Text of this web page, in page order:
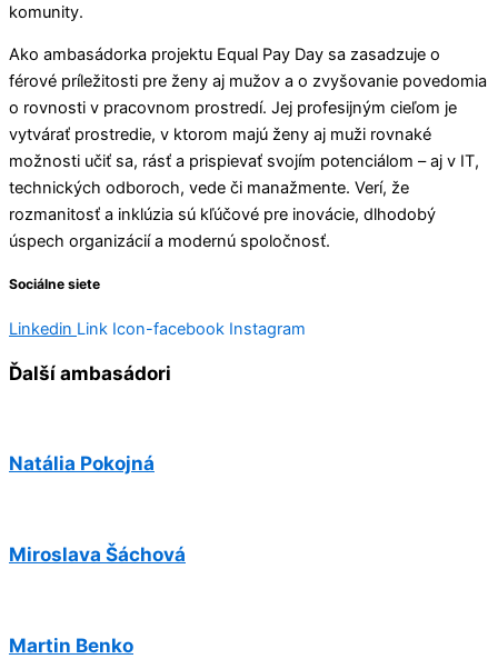
komunity.
Ako ambasádorka projektu Equal Pay Day sa zasadzuje o
férové príležitosti pre ženy aj mužov a o zvyšovanie povedomia
o rovnosti v pracovnom prostredí. Jej profesijným cieľom je
vytvárať prostredie, v ktorom majú ženy aj muži rovnaké
možnosti učiť sa, rásť a prispievať svojím potenciálom – aj v IT,
technických odboroch, vede či manažmente. Verí, že
rozmanitosť a inklúzia sú kľúčové pre inovácie, dlhodobý
úspech organizácií a modernú spoločnosť.
Sociálne siete
Linkedin Link Icon-facebook Instagram
Ďalší ambasádori
Natália Pokojná
Miroslava Šáchová
Martin Benko